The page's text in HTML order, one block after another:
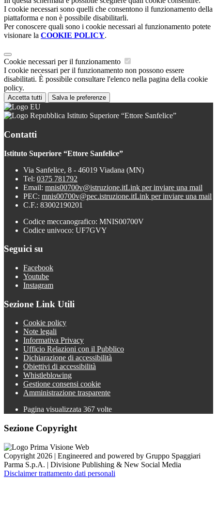
I cookie necessari sono quelli che consentono il funzionamento della
piattaforma e non è possibile disabilitarli.
Per conoscere quali sono i cookie necessari al funzionamento potete
visionare la COOKIE POLICY.
Cookie necessari per il funzionamento
I cookie necessari per il funzionamento non possono essere
disabilitati. È possibile consultare l'elenco nella pagina della cookie
policy.
Accetta tutti Salva le preferenze
Istituto Superiore “Ettore Sanfelice”
Contatti
Istituto Superiore “Ettore Sanfelice”
Via Sanfelice, 8 - 46019 Viadana (MN)
Tel: 0375 781792
Email: mnis00700v@istruzione.itLink per inviare una mail
PEC: mnis00700v@pec.istruzione.itLink per inviare una mail
C.F.: 83002190201
Codice meccanografico: MNIS00700V
Codice univoco: UF7GVY
Seguici su
Facebook
Youtube
Instagram
Sezione Link Utili
Cookie policy
Note legali
Informativa Privacy
Ufficio Relazioni con il Pubblico
Dichiarazione di accessibilità
Obiettivi di accessibilità
Whistleblowing
Gestione consensi cookie
Amministrazione trasparente
Pagina visualizzata 367 volte
Sezione Copyright
Copyright 2026 | Engineered and powered by Gruppo Spaggiari
Parma S.p.A. | Divisione Publishing & New Social Media
Disclaimer trattamento dati personali